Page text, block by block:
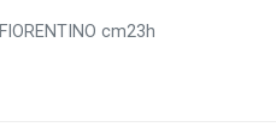
cm23h